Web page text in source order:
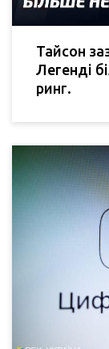
Тайсон
Легенді
ринг.